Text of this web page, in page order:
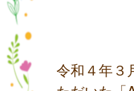
令和４年３